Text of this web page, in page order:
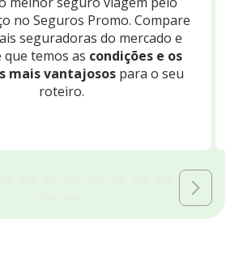
no Seguros Promo. Compare
seguradoras do mercado e
temos as condições e os
mais vantajosospara o seu
roteiro.